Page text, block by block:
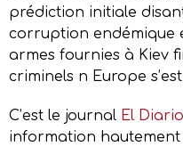
prédiction initiale
corruption endémique
armes fournies à Kiev
criminels n Europe
C’est le journal El
information